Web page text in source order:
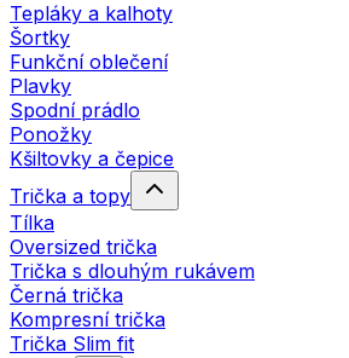
Tepláky a kalhoty
Šortky
Funkční oblečení
Plavky
Spodní prádlo
Ponožky
Kšiltovky a čepice
Trička a topy
Tílka
Oversized trička
Trička s dlouhým rukávem
Černá trička
Kompresní trička
Trička Slim fit